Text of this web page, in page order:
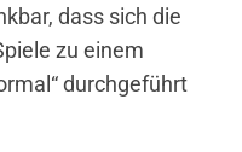
dass sich die
zu einem
durchgeführt